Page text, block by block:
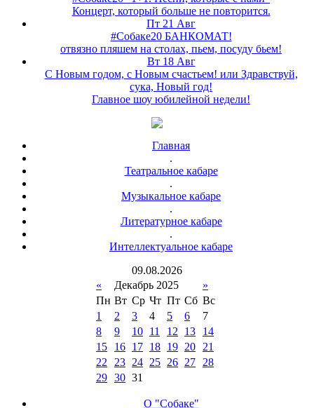
Концерт, который больше не повторится.
Пт 21 Авг
#Собаке20 БАНКОМАТ!
отвязно пляшем на столах, пьем, посуду бьем!
Вт 18 Авг
С Новым годом, с Новым счастьем! или Здравствуй,
сука, Новый год!
Главное шоу юбилейной недели!
Главная
.
Театральное кабаре
.
Музыкальное кабаре
.
Литературное кабаре
.
Интеллектуальное кабаре
09.08.2026
«
Декабрь 2025
»
Пн Вт Ср Чт Пт Сб Вс
1
2 3 4 5 6
7
8
9 10 11 12 13
14
15
16 17 18 19 20
21
22
23 24 25 26 27
28
29 30 31
О "Собаке"